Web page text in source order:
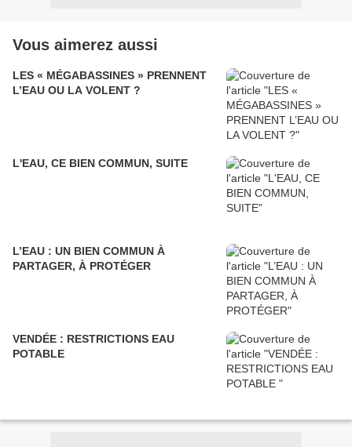
Vous aimerez aussi
LES « MÉGABASSINES » PRENNENT
L’EAU OU LA VOLENT ?
L'EAU, CE BIEN COMMUN, SUITE
L’EAU : UN BIEN COMMUN À
PARTAGER, À PROTÉGER
VENDÉE : RESTRICTIONS EAU
POTABLE